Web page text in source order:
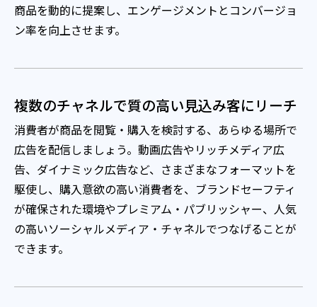
商品を動的に提案し、エンゲージメントとコンバージョ
ン率を向上させます。
複数のチャネルで質の高い見込み客にリーチ
消費者が商品を閲覧・購入を検討する、あらゆる場所で
広告を配信しましょう。動画広告やリッチメディア広
告、ダイナミック広告など、さまざまなフォーマットを
駆使し、購入意欲の高い消費者を、ブランドセーフティ
が確保された環境やプレミアム・パブリッシャー、人気
の高いソーシャルメディア・チャネルでつなげることが
できます。